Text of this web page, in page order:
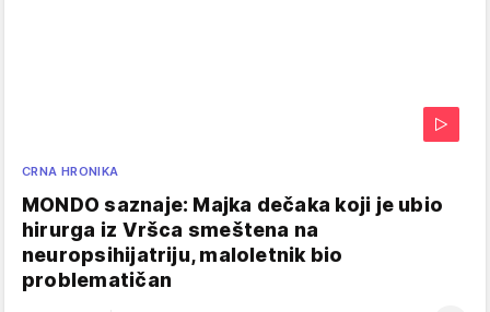
CRNA HRONIKA
MONDO saznaje: Majka dečaka koji je ubio
hirurga iz Vršca smeštena na
neuropsihijatriju, maloletnik bio
problematičan